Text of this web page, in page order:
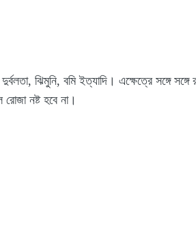
ঝিমুনি, বমি ইত্যাদি। এক্ষেত্রে সঙ্গে সঙ্গে
নষ্ট হবে না।